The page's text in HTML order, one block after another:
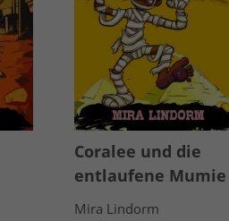
Coralee und die
entlaufene Mumie
Mira Lindorm